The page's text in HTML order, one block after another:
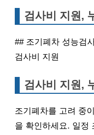
검사비 지원,
## 조기폐차 성능검
검사비 지원
검사비 지원,
조기폐차를 고려 중
을 확인하세요. 일정